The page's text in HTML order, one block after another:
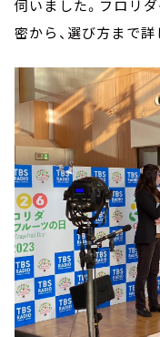
伺いました。フロリ
密から、選び方まで